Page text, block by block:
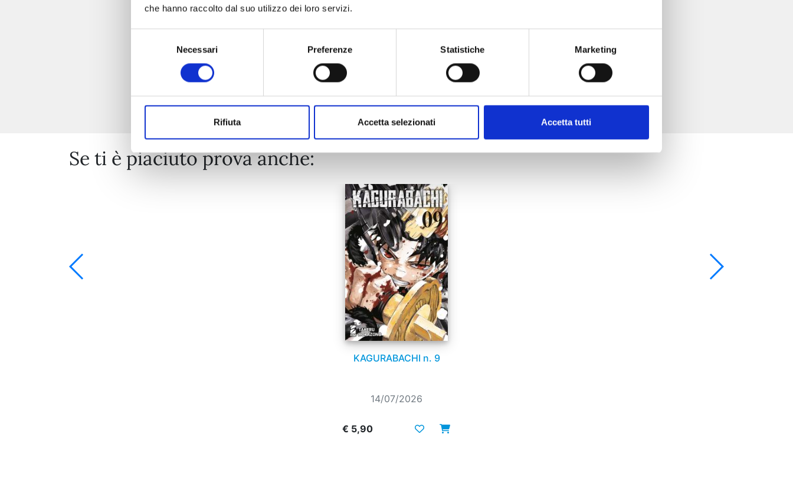
che hanno raccolto dal suo utilizzo dei loro servizi.
Necessari Preferenze Statistiche Marketing
Rifiuta Accetta selezionati Accetta tutti
€ 9,95
Se ti è piaciuto prova anche:
KAGURABACHI n. 9
14/07/2026
€ 5,90